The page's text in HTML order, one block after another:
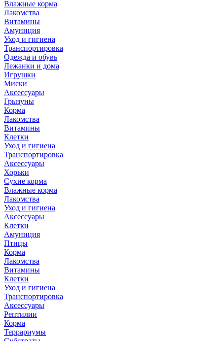
Влажные корма
Лакомства
Витамины
Амуниция
Уход и гигиена
Транспортировка
Одежда и обувь
Лежанки и дома
Игрушки
Миски
Аксессуары
Грызуны
Корма
Лакомства
Витамины
Клетки
Уход и гигиена
Транспортировка
Аксессуары
Хорьки
Сухие корма
Влажные корма
Лакомства
Уход и гигиена
Аксессуары
Клетки
Амуниция
Птицы
Корма
Лакомства
Витамины
Клетки
Уход и гигиена
Транспортировка
Аксессуары
Рептилии
Корма
Террариумы